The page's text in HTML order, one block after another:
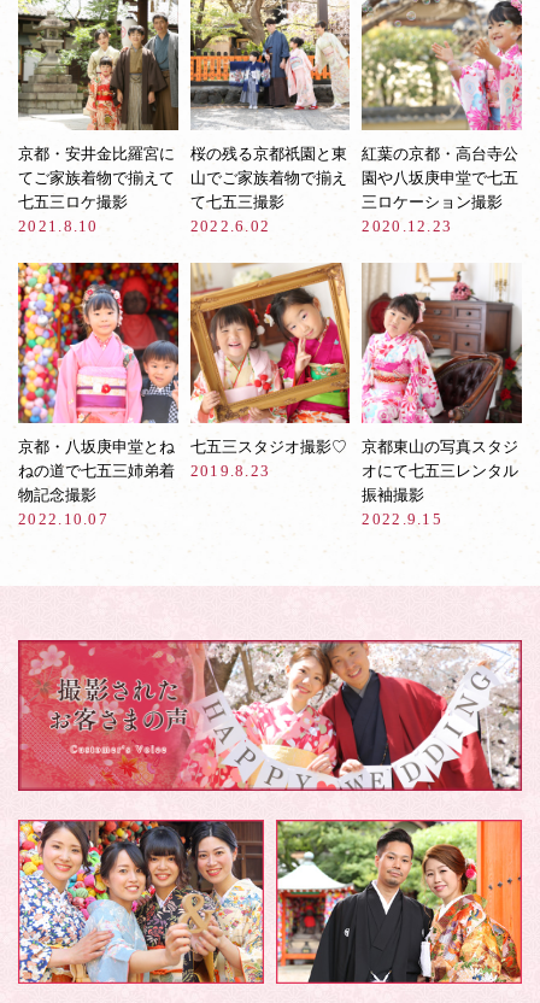
京都・安井金比羅宮に
てご家族着物で揃えて
七五三ロケ撮影
2021.8.10
桜の残る京都祇園と東
山でご家族着物で揃え
て七五三撮影
2022.6.02
紅葉の京都・高台寺公
園や八坂庚申堂で七五
三ロケーション撮影
2020.12.23
京都・八坂庚申堂とね
ねの道で七五三姉弟着
物記念撮影
2022.10.07
七五三スタジオ撮影♡
2019.8.23
京都東山の写真スタジ
オにて七五三レンタル
振袖撮影
2022.9.15